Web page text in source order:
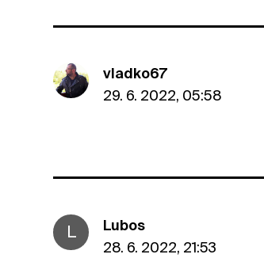
vladko67
29. 6. 2022, 05:58
L
Lubos
28. 6. 2022, 21:53